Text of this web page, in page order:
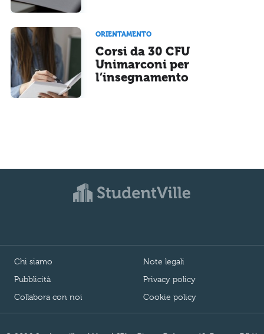
ORIENTAMENTO
Corsi da 30 CFU
Unimarconi per
l’insegnamento
Chi siamo
Pubblicità
Collabora con noi
Note legali
Privacy policy
Cookie policy